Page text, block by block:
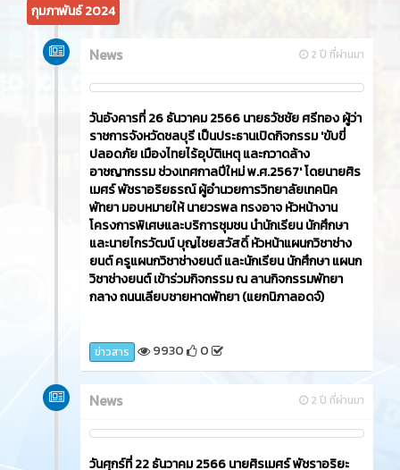
กุมภาพันธ์ 2024
2 ปี ที่ผ่านมา
News
วันอังคารที่ 26 ธันวาคม 2566​ นายธวัชชัย ศรีทอง ผู้ว่า
ราชการจังหวัดชลบุรี เป็นประธานเปิดกิจกรรม 'ขับขี่
ปลอดภัย เมืองไทยไร้อุบัติเหตุ และกวาดล้าง
อาชญากรรม ช่วงเทศกาลปีใหม่ พ.ศ.2567' โดยนายศิร
เมศร์ พัชราอริยธรณ์ ผู้อำนวยการวิทยาลัยเทคนิค
พัทยา มอบหมายให้ นายวรพล ทรงอาจ หัวหน้างาน
โครงการพิเศษและบริการชุมชน นำนักเรียน นักศึกษา
และนายไกรวัฒน์ บุญไชยสวัสดิ์ หัวหน้าแผนกวิชาช่าง
ยนต์ ครูแผนกวิชาช่างยนต์ และนักเรียน นักศึกษา แผนก
วิชาช่างยนต์ เข้าร่วมกิจกรรม ณ ลานกิจกรรมพัทยา
กลาง ถนนเลียบชายหาดพัทยา (แยกนิภาลอดจ์)
ข่าวสาร 9930 0
2 ปี ที่ผ่านมา
News
วันศุกร์ที่ 22 ธันวาคม 2566​ นายศิรเมศร์ พัชราอริยะ